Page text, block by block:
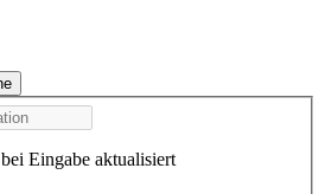
Eingabe aktualisiert